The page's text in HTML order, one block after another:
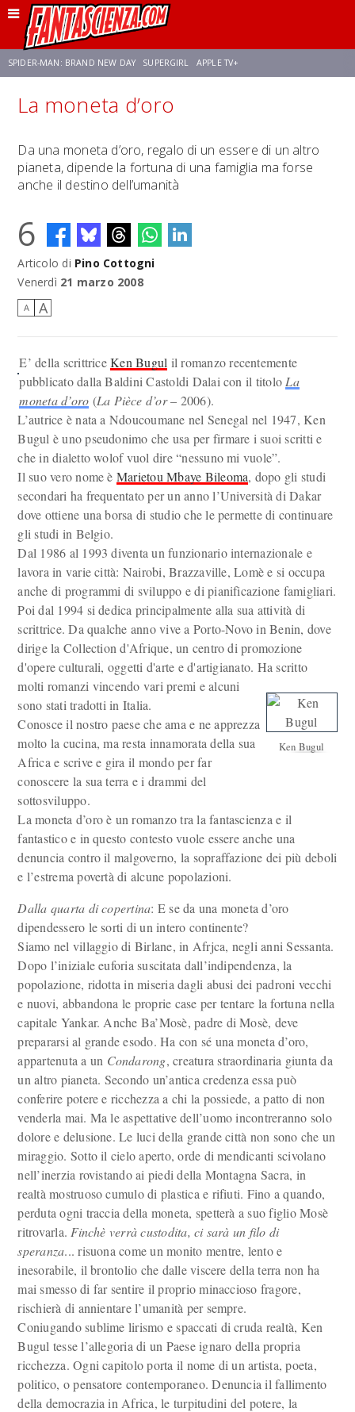
SPIDER-MAN: BRAND NEW DAY SUPERGIRL APPLE TV+
FRANCO RICCIARDIELLO ZENDAYA AVENGERS: DOOMSDAY
NETFLIX SADIE SINK STAR TREK: STRANGE NEW WORLDS
La moneta d’oro
Da una moneta d’oro, regalo di un essere di un altro
pianeta, dipende la fortuna di una famiglia ma forse
anche il destino dell’umanità
6
Articolo di Pino Cottogni
Venerdì 21 marzo 2008
A A
E’ della scrittriceKen Bugul il romanzo recentemente
pubblicato dalla Baldini Castoldi Dalai con il titolo La
moneta d’oro (La Pièce d’or– 2006).
L’autrice è nata a Ndoucoumane nel Senegal nel 1947, Ken
Bugul è uno pseudonimo che usa per firmare i suoi scritti e
che in dialetto wolof vuol dire “nessuno mi vuole”.
Il suo vero nome è Marietou Mbaye Bileoma, dopo gli studi
secondari ha frequentato per un anno l’Università di Dakar
dove ottiene una borsa di studio che le permette di continuare
gli studi in Belgio.
Dal 1986 al 1993 diventa un funzionario internazionale e
lavora in varie città: Nairobi, Brazzaville, Lomè e si occupa
anche di programmi di sviluppo e di pianificazione famigliari.
Poi dal 1994 si dedica principalmente alla sua attività di
scrittrice. Da qualche anno vive a Porto-Novo in Benin, dove
dirige la Collection d'Afrique, un centro di promozione
d'opere culturali, oggetti d'arte e d'artigianato. Ha scritto
Ken Bugul
molti romanzi vincendo vari premi e alcuni
sono stati tradotti in Italia.
Conosce il nostro paese che ama e ne apprezza
molto la cucina, ma resta innamorata della sua
Africa e scrive e gira il mondo per far
conoscere la sua terra e i drammi del
sottosviluppo.
La moneta d’oro è un romanzo tra la fantascienza e il
fantastico e in questo contesto vuole essere anche una
denuncia contro il malgoverno, la sopraffazione dei più deboli
e l’estrema povertà di alcune popolazioni.
Dalla quarta di copertina: E se da una moneta d’oro
dipendessero le sorti di un intero continente?
Siamo nel villaggio di Birlane, in Afrjca, negli anni Sessanta.
Dopo l’iniziale euforia suscitata dall’indipendenza, la
popolazione, ridotta in miseria dagli abusi dei padroni vecchi
e nuovi, abbandona le proprie case per tentare la fortuna nella
capitale Yankar. Anche Ba’Mosè, padre di Mosè, deve
prepararsi al grande esodo. Ha con sé una moneta d’oro,
appartenuta a un Condarong, creatura straordinaria giunta da
un altro pianeta. Secondo un’antica credenza essa può
conferire potere e ricchezza a chi la possiede, a patto di non
venderla mai. Ma le aspettative dell’uomo incontreranno solo
dolore e delusione. Le luci della grande città non sono che un
miraggio. Sotto il cielo aperto, orde di mendicanti scivolano
nell’inerzia rovistando ai piedi della Montagna Sacra, in
realtà mostruoso cumulo di plastica e rifiuti. Fino a quando,
perduta ogni traccia della moneta, spetterà a suo figlio Mosè
ritrovarla. Finchè verrà custodita, ci sarà un filo di
speranza... risuona come un monito mentre, lento e
inesorabile, il brontolio che dalle viscere della terra non ha
mai smesso di far sentire il proprio minaccioso fragore,
rischierà di annientare l’umanità per sempre.
Coniugando sublime lirismo e spaccati di cruda realtà, Ken
Bugul tesse l’allegoria di un Paese ignaro della propria
ricchezza. Ogni capitolo porta il nome di un artista, poeta,
politico, o pensatore contemporaneo. Denuncia il fallimento
della democrazia in Africa, le turpitudini del potere, la